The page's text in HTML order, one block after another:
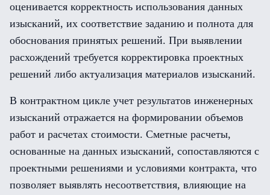
оценивается корректность использования данных
изысканий, их соответствие заданию и полнота для
обоснования принятых решений. При выявлении
расхождений требуется корректировка проектных
решений либо актуализация материалов изысканий.
В контрактном цикле учет результатов инженерных
изысканий отражается на формировании объемов
работ и расчетах стоимости. Сметные расчеты,
основанные на данных изысканий, сопоставляются с
проектными решениями и условиями контракта, что
позволяет выявлять несоответствия, влияющие на